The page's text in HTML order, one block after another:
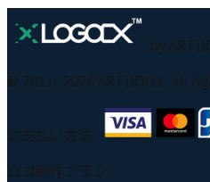
by
© 2011–2026 ARTDOUX. All
お支払い方法
ロゴ制作プラン